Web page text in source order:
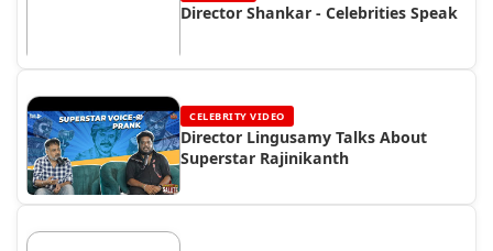
Director Shankar - Celebrities Speak
CELEBRITY VIDEO
Director Lingusamy Talks About
Superstar Rajinikanth